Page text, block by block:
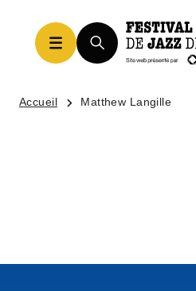
Accueil Matthew Langille